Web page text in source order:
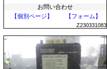
お問い合わせ
【個別ページ】
【フォーム】
Z230331083